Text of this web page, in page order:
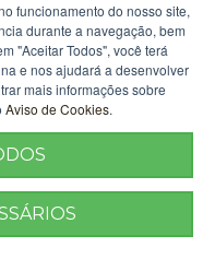
materia?
alcalina serão
funcionamento do nosso site,
durante a navegação, bem
"Aceitar Todos", você terá
e nos ajudará a desenvolver
mais informações sobre
Aviso de Cookies.